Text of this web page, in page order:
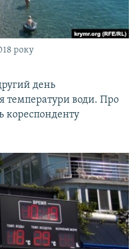
року
день
температури води. Про
кореспонденту